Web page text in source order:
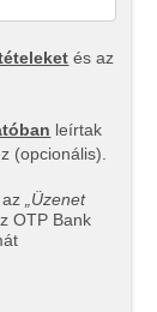
és az
leírtak
(opcionális).
„Üzenet
OTP Bank